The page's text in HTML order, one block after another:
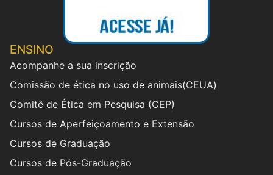
ENSINO
Acompanhe a sua inscrição
Comissão de ética no uso de animais(CEUA)
Comitê de Ética em Pesquisa (CEP)
Cursos de Aperfeiçoamento e Extensão
Cursos de Graduação
Cursos de Pós-Graduação